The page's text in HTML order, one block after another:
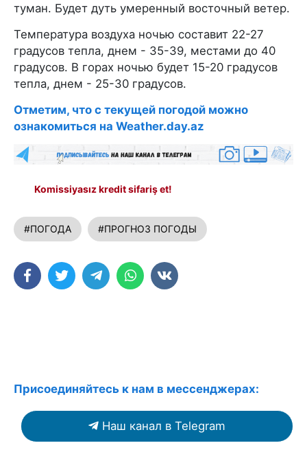
туман. Будет дуть умеренный восточный ветер.
Температура воздуха ночью составит 22-27
градусов тепла, днем - 35-39, местами до 40
градусов. В горах ночью будет 15-20 градусов
тепла, днем - 25-30 градусов.
Отметим, что с текущей погодой можно
ознакомиться на Weather.day.az
Komissiyasız kredit sifariş et!
#ПОГОДА #ПРОГНОЗ ПОГОДЫ
Присоединяйтесь к нам в мессенджерах:
Наш канал в Telegram